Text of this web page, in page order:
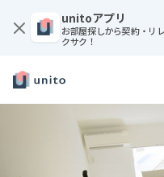
unitoアプリ
お部屋探しから契約・リ
クサク！